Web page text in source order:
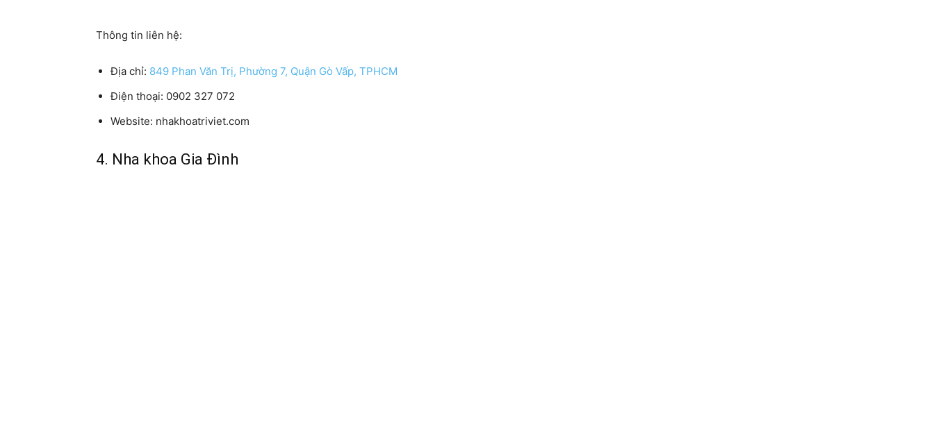
Thông tin liên hệ:
Địa chỉ: 849 Phan Văn Trị, Phường 7, Quận Gò Vấp, TPHCM
Điện thoại: 0902 327 072
Website: nhakhoatriviet.com
4. Nha khoa Gia Đình